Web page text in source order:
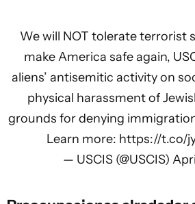
We will NOT tolerate terrorist
make America safe again,
aliens’ antisemitic activity on
physical harassment of
grounds for denying
Learn more: https://t.co/
— USCIS (@USCIS)